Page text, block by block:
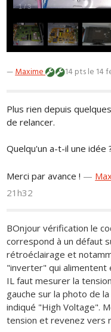
1/3
—Maxime 14 ptsle 14
Plus rien depuis
de relancer.
Quelqu'un a-t-il une idée
Merci par avance ! —
21h32
BOnjour vérification le
correspond à un défaut
rétroéclairage et
"inverter" qui alimentent
IL faut mesurer la
gauche sur la photo de
indiqué "High Voltage".
tension et revenez vers